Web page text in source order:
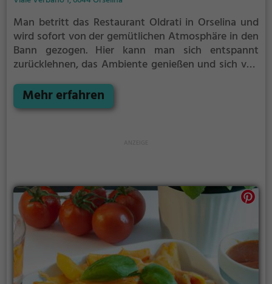
Man betritt das Restaurant Oldrati in Orselina und
wird sofort von der gemütlichen Atmosphäre in den
Bann gezogen. Hier kann man sich entspannt
zurücklehnen, das Ambiente genießen und sich von
man sich für eine knusprige Pizza, italienische
Köstlichkeiten, frische Biogerichte, raffinierte
einladenden Umgebung.
Mehr erfahren